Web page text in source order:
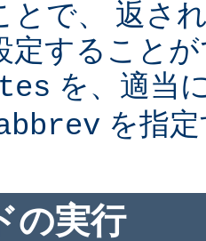
とで、 返さ
定すること
を、適当
を指
の実行